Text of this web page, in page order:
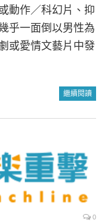
動作／科幻片、抑
乎一面倒以男性為
或愛情文藝片中發
繼續閱讀
0